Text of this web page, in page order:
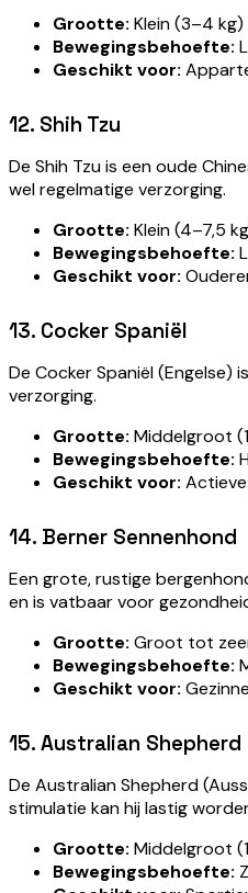
Grootte: Klein (3–4 kg)
Bewegingsbehoefte:
Geschikt voor:
12. Shih Tzu
De Shih Tzu is een oude
wel regelmatige verzorging.
Grootte: Klein (4–7,5
Bewegingsbehoefte:
Geschikt voor:
13. Cocker Spaniël
De Cocker Spaniël
verzorging.
Grootte: Middelgroot
Bewegingsbehoefte:
Geschikt voor:
14. Berner Sennenhond
Een grote, rustige
en is vatbaar voor
Grootte: Groot tot
Bewegingsbehoefte:
Geschikt voor:
15. Australian Shepherd
De Australian Shepherd
stimulatie kan hij lastig
Grootte: Middelgroot
Bewegingsbehoefte: